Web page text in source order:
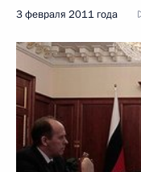
3 февраля 2011 года